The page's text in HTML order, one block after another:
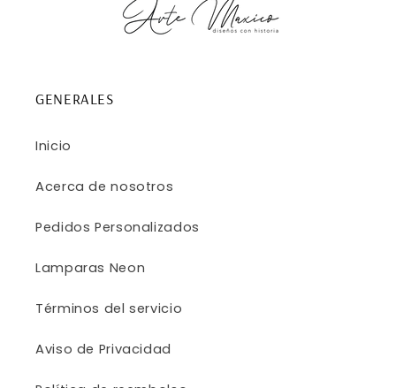
GENERALES
Inicio
Acerca de nosotros
Pedidos Personalizados
Lamparas Neon
Términos del servicio
Aviso de Privacidad